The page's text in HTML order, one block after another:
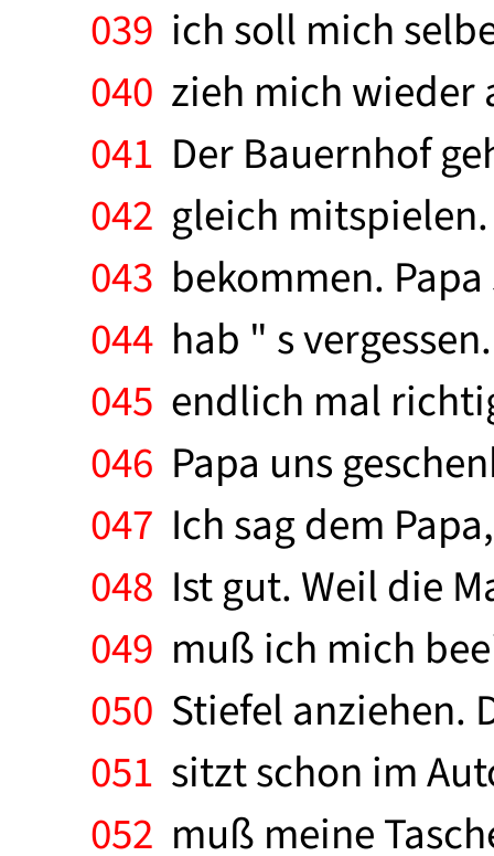
039 ich soll mich
040 zieh mich wieder
041 Der Bauernhof
042 gleich
043 bekommen.
044 hab " s
045 endlich mal
046 Papa uns
047 Ich sag dem
048 Ist gut. Weil die
049 muß ich mich
050 Stiefel anziehen.
051 sitzt schon im
052 muß meine